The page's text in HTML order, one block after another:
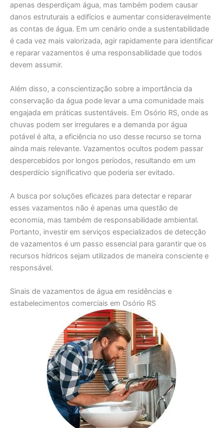
apenas desperdiçam água, mas também podem causar
danos estruturais a edifícios e aumentar consideravelmente
as contas de água. Em um cenário onde a sustentabilidade
é cada vez mais valorizada, agir rapidamente para identificar
e reparar vazamentos é uma responsabilidade que todos
devem assumir.
Além disso, a conscientização sobre a importância da
conservação da água pode levar a uma comunidade mais
engajada em práticas sustentáveis. Em Osório RS, onde as
chuvas podem ser irregulares e a demanda por água
potável é alta, a eficiência no uso desse recurso se torna
ainda mais relevante. Vazamentos ocultos podem passar
despercebidos por longos períodos, resultando em um
desperdício significativo que poderia ser evitado.
A busca por soluções eficazes para detectar e reparar
esses vazamentos não é apenas uma questão de
economia, mas também de responsabilidade ambiental.
Portanto, investir em serviços especializados de detecção
de vazamentos é um passo essencial para garantir que os
recursos hídricos sejam utilizados de maneira consciente e
responsável.
Sinais de vazamentos de água em residências e
estabelecimentos comerciais em Osório RS